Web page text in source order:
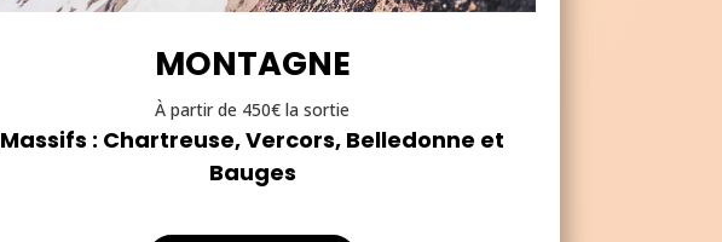
MONTAGNE
À partir de 450€ la sortie
Massifs : Chartreuse, Vercors, Belledonne et
Bauges